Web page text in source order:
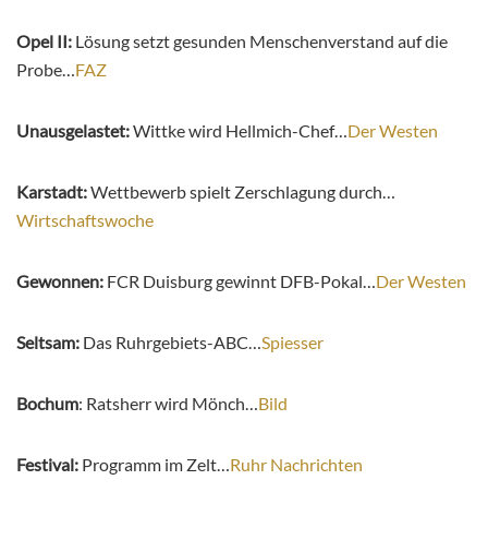
Opel II: Lösung setzt gesunden Menschenverstand auf die
Probe…FAZ
Unausgelastet:Wittke wird Hellmich-Chef…Der Westen
Karstadt:Wettbewerb spielt Zerschlagung durch…
Wirtschaftswoche
Gewonnen: FCR Duisburg gewinnt DFB-Pokal…Der Westen
Seltsam: Das Ruhrgebiets-ABC…Spiesser
Bochum: Ratsherr wird Mönch…Bild
Festival: Programm im Zelt…Ruhr Nachrichten